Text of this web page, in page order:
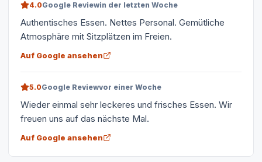
4.0Google Reviewin der letzten Woche
Authentisches Essen. Nettes Personal. Gemütliche
Atmosphäre mit Sitzplätzen im Freien.
Auf Google ansehen
5.0Google Reviewvor einer Woche
Wieder einmal sehr leckeres und frisches Essen. Wir
freuen uns auf das nächste Mal.
Auf Google ansehen